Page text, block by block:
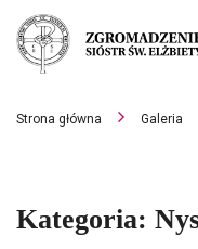
Strona główna Galeria
Kategoria: